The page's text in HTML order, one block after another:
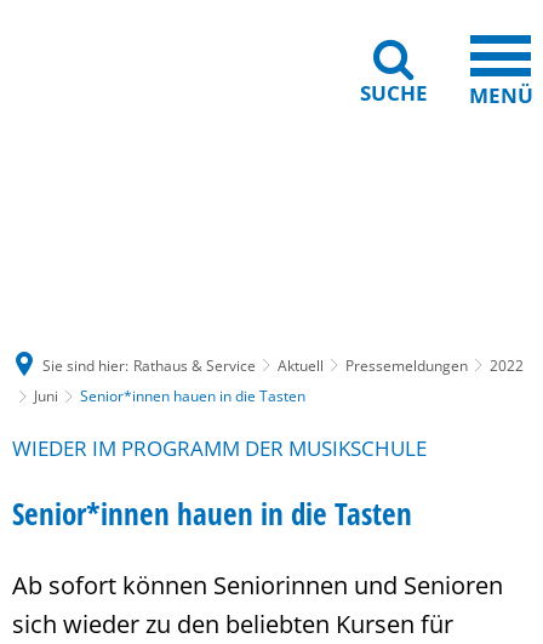
SUCHE MENÜ
Sie sind hier: Rathaus & Service Aktuell Pressemeldungen
2022
Juni
Senior*innen hauen in die Tasten
WIEDER IM PROGRAMM DER MUSIKSCHULE
Senior*innen hauen in die Tasten
Ab sofort können Seniorinnen und Senioren
sich wieder zu den beliebten Kursen für